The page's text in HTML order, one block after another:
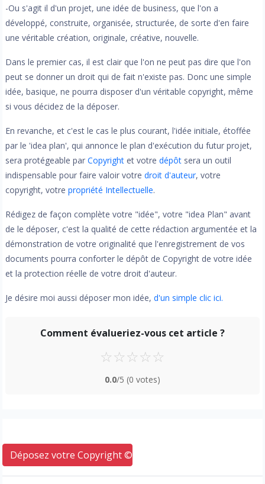
Déposez votre Copyright © ici
-Ou s'agit il d'un projet, une idée de business, que l'on a
développé, construite, organisée, structurée, de sorte d'en faire
une véritable création, originale, créative, nouvelle.
Dans le premier cas, il est clair que l'on ne peut pas dire que l'on
peut se donner un droit qui de fait n'existe pas. Donc une simple
idée, basique, ne pourra disposer d'un véritable copyright, même
si vous décidez de la déposer.
En revanche, et c'est le cas le plus courant, l'idée initiale, étoffée
par le 'idea plan', qui annonce le plan d'exécution du futur projet,
sera protégeable par Copyright et votre dépôt sera un outil
indispensable pour faire valoir votre droit d'auteur, votre
copyright, votre propriété Intellectuelle.
Rédigez de façon complète votre "idée", votre "idea Plan" avant
de le déposer, c'est la qualité de cette rédaction argumentée et la
démonstration de votre originalité que l'enregistrement de vos
documents pourra conforter le dépôt de Copyright de votre idée
et la protection réelle de votre droit d'auteur.
Je désire moi aussi déposer mon idée, d'un simple clic ici.
Comment évalueriez-vous cet article ?
☆☆☆☆☆
0.0/5 (0 votes)